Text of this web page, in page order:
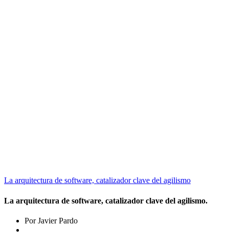
La arquitectura de software, catalizador clave del agilismo
La arquitectura de software, catalizador clave del agilismo.
Por Javier Pardo